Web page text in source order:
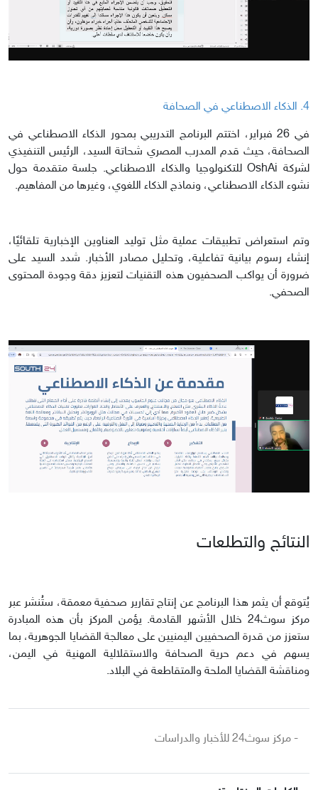
4. الذكاء الاصطناعي في الصحافة
في 26 فبراير، اختتم البرنامج التدريبي بمحور الذكاء الاصطناعي في
الصحافة، حيث قدم المدرب المصري شحاتة السيد، الرئيس التنفيذي
لشركة OshAi للتكنولوجيا والذكاء الاصطناعي. جلسة متقدمة حول
نشوء الذكاء الاصطناعي، ونماذج الذكاء اللغوي، وغيرها من المفاهيم.
وتم استعراض تطبيقات عملية مثل توليد العناوين الإخبارية تلقائيًا،
إنشاء رسوم بيانية تفاعلية، وتحليل مصادر الأخبار. شدد السيد على
ضرورة أن يواكب الصحفيون هذه التقنيات لتعزيز دقة وجودة المحتوى
الصحفي.
النتائج والتطلعات
يُتوقع أن يثمر هذا البرنامج عن إنتاج تقارير صحفية معمقة، ستُنشر عبر
مركز سوث24 خلال الأشهر القادمة. يؤمن المركز بأن هذه المبادرة
ستعزز من قدرة الصحفيين اليمنيين على معالجة القضايا الجوهرية، بما
يسهم في دعم حرية الصحافة والاستقلالية المهنية في اليمن،
ومناقشة القضايا الملحة والمتقاطعة في البلاد.
- مركز سوث24 للأخبار والدراسات